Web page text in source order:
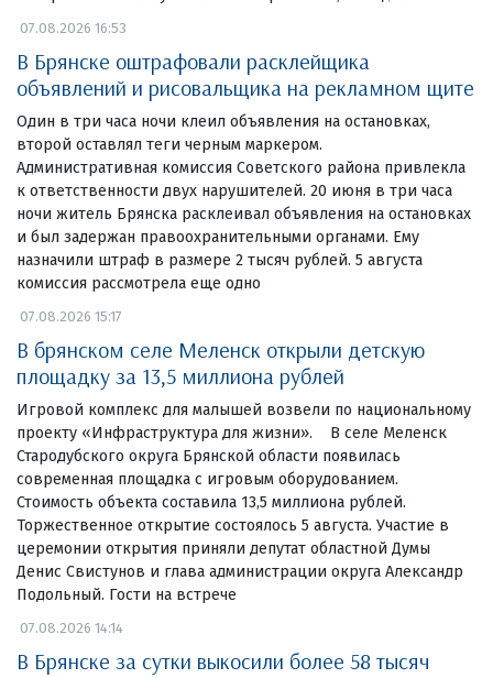
07.08.2026 16:53
В Брянске оштрафовали расклейщика
объявлений и рисовальщика на рекламном щите
Один в три часа ночи клеил объявления на остановках,
второй оставлял теги черным маркером.
Административная комиссия Советского района привлекла
к ответственности двух нарушителей. 20 июня в три часа
ночи житель Брянска расклеивал объявления на остановках
и был задержан правоохранительными органами. Ему
назначили штраф в размере 2 тысяч рублей. 5 августа
комиссия рассмотрела еще одно
07.08.2026 15:17
В брянском селе Меленск открыли детскую
площадку за 13,5 миллиона рублей
Игровой комплекс для малышей возвели по национальному
проекту «Инфраструктура для жизни». В селе Меленск
Стародубского округа Брянской области появилась
современная площадка с игровым оборудованием.
Стоимость объекта составила 13,5 миллиона рублей.
Торжественное открытие состоялось 5 августа. Участие в
церемонии открытия приняли депутат областной Думы
Денис Свистунов и глава администрации округа Александр
Подольный. Гости на встрече
07.08.2026 14:14
В Брянске за сутки выкосили более 58 тысяч